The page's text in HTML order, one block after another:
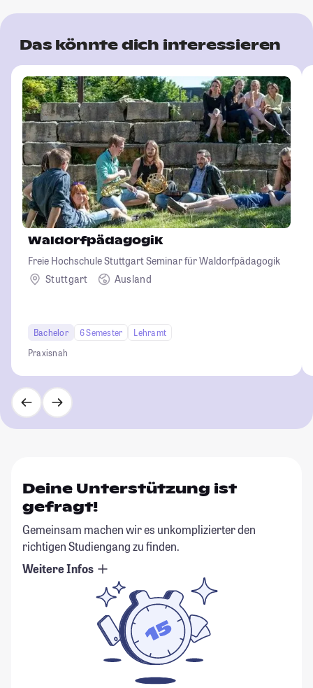
Das könnte dich interessieren
Waldorfpädagogik
Freie Hochschule Stuttgart Seminar für Waldorfpädagogik
Stuttgart
Ausland
Bachelor 6 Semester
Lehramt
Praxisnah
Deine Unterstützung ist
gefragt!
Gemeinsam machen wir es unkomplizierter den
richtigen Studiengang zu finden.
Weitere Infos